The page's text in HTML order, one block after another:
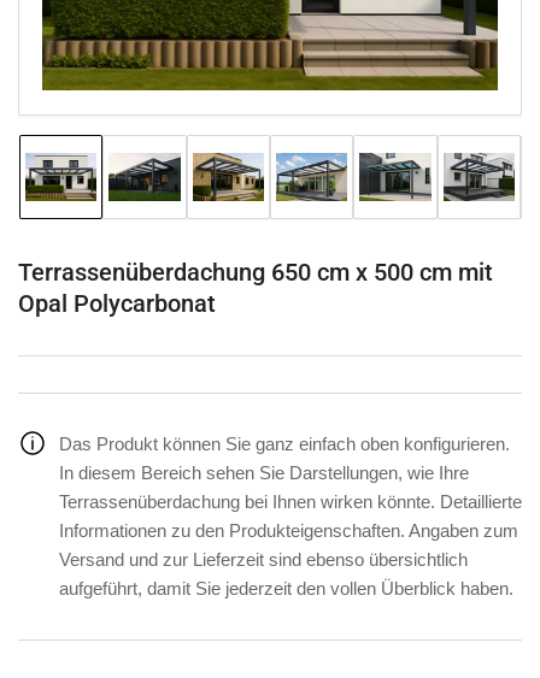
öffnen
Bild
in
Galerieansicht
Bild
in
Galerieansicht
Bild
in
Galerieansicht
Bild
in
Galerieansicht
Bild
in
Galerieansicht
Bild
in
laden
Terrassenüberdachung 650 cm x 500 cm mit
Opal Polycarbonat
Das Produkt können Sie ganz einfach oben konfigurieren.
In diesem Bereich sehen Sie Darstellungen, wie Ihre
Terrassenüberdachung bei Ihnen wirken könnte. Detaillierte
Informationen zu den Produkteigenschaften. Angaben zum
Versand und zur Lieferzeit sind ebenso übersichtlich
aufgeführt, damit Sie jederzeit den vollen Überblick haben.